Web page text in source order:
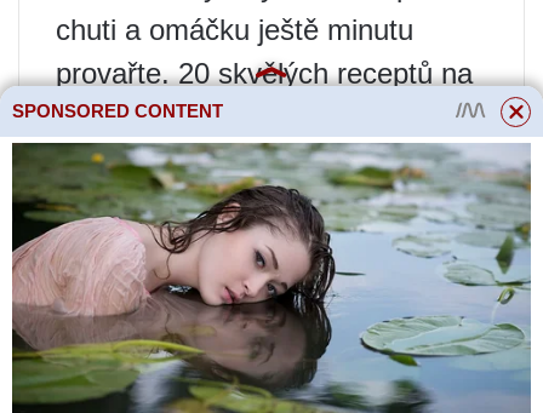
chuti a omáčku ještě minutu
provařte. 20 skvělých receptů na
kvas doma
SPONSORED CONTENT